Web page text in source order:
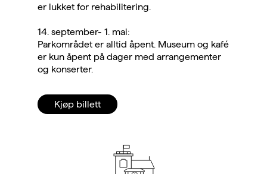
er lukket for rehabilitering.
14. september- 1. mai:
Parkområdet er alltid åpent. Museum og kafé
er kun åpent på dager med arrangementer
og konserter.
Kjøp billett